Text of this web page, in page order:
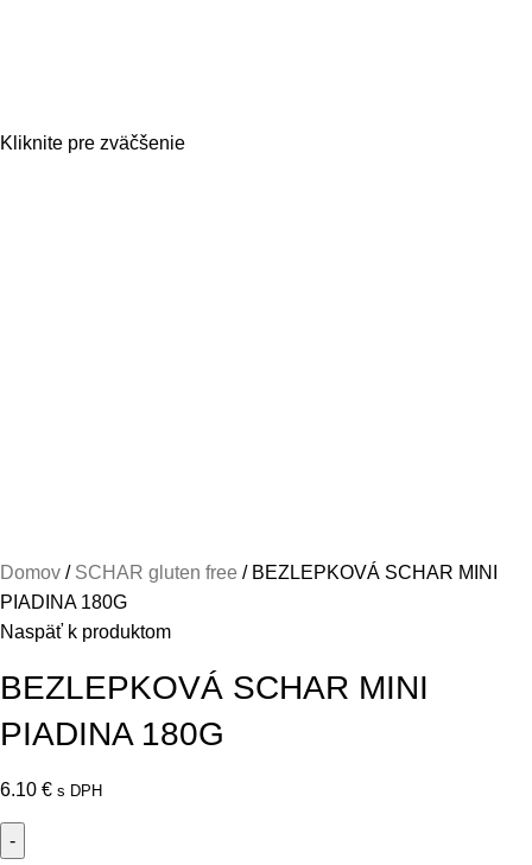
Kliknite pre zväčšenie
Domov SCHAR gluten free
BEZLEPKOVÁ SCHAR MINI
PIADINA 180G
Naspäť k produktom
BEZLEPKOVÁ SCHAR MINI
PIADINA 180G
6.10 € s DPH